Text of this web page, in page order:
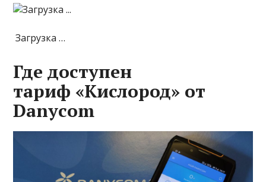
Загрузка …
Где доступен
тариф «Кислород» от
Danycom